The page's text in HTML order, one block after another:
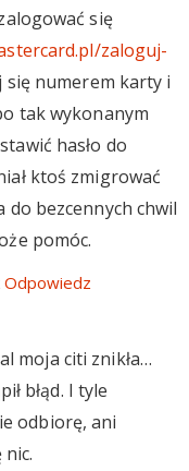
się
zaloguj-
się numerem karty i
tak wykonanym
hasło do
ktoś zmigrować
do bezcennych chwil
pomóc.
Odpowiedz
moja citi znikła…
błąd. I tyle
odbiorę, ani